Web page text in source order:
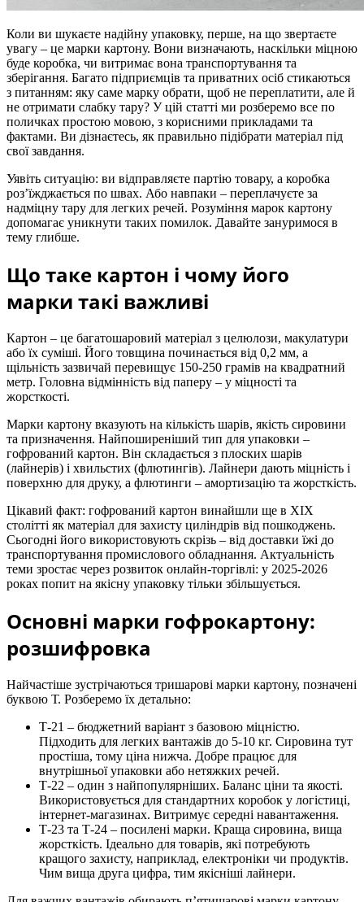
Коли ви шукаєте надійну упаковку, перше, на що звертаєте
увагу – це марки картону. Вони визначають, наскільки міцною
буде коробка, чи витримає вона транспортування та
зберігання. Багато підприємців та приватних осіб стикаються
з питанням: яку саме марку обрати, щоб не переплатити, але й
не отримати слабку тару? У цій статті ми розберемо все по
поличках простою мовою, з корисними прикладами та
фактами. Ви дізнаєтесь, як правильно підібрати матеріал під
свої завдання.
Уявіть ситуацію: ви відправляєте партію товару, а коробка
роз’їжджається по швах. Або навпаки – переплачуєте за
надміцну тару для легких речей. Розуміння марок картону
допомагає уникнути таких помилок. Давайте зануримося в
тему глибше.
Що таке картон і чому його
марки такі важливі
Картон – це багатошаровий матеріал з целюлози, макулатури
або їх суміші. Його товщина починається від 0,2 мм, а
щільність зазвичай перевищує 150-250 грамів на квадратний
метр. Головна відмінність від паперу – у міцності та
жорсткості.
Марки картону вказують на кількість шарів, якість сировини
та призначення. Найпоширеніший тип для упаковки –
гофрований картон. Він складається з плоских шарів
(лайнерів) і хвильстих (флютингів). Лайнери дають міцність і
поверхню для друку, а флютинги – амортизацію та жорсткість.
Цікавий факт: гофрований картон винайшли ще в XIX
столітті як матеріал для захисту циліндрів від пошкоджень.
Сьогодні його використовують скрізь – від доставки їжі до
транспортування промислового обладнання. Актуальність
теми зростає через розвиток онлайн-торгівлі: у 2025-2026
роках попит на якісну упаковку тільки збільшується.
Основні марки гофрокартону:
розшифровка
Найчастіше зустрічаються тришарові марки картону, позначені
буквою Т. Розберемо їх детально:
Т-21 – бюджетний варіант з базовою міцністю.
Підходить для легких вантажів до 5-10 кг. Сировина тут
простіша, тому ціна нижча. Добре працює для
внутрішньої упаковки або нетяжких речей.
Т-22 – один з найпопулярніших. Баланс ціни та якості.
Використовується для стандартних коробок у логістиці,
інтернет-магазинах. Витримує середні навантаження.
Т-23 та Т-24 – посилені марки. Краща сировина, вища
жорсткість. Ідеально для товарів, які потребують
кращого захисту, наприклад, електроніки чи продуктів.
Чим вища друга цифра, тим якісніші лайнери.